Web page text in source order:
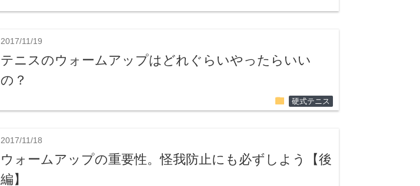
2017/11/19
テニスのウォームアップはどれぐらいやったらいい
の？
folder 硬式テニス
2017/11/18
ウォームアップの重要性。怪我防止にも必ずしよう【後
編】